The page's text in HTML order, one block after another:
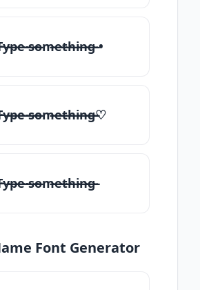
̶̴s̶̴o̶̴m̶̴e̶̴t̶̴h̶̴i̶̴n̶̴g̶̴ •
̶̴s̶̴o̶̴m̶̴e̶̴t̶̴h̶̴i̶̴n̶̴g̶̴♡
̶̴s̶̴o̶̴m̶̴e̶̴t̶̴h̶̴i̶̴n̶̴g̶̴
Font Generator